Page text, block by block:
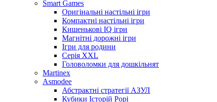
Smart Games
Оригінальні настільні ігри
Компактні настільні ігри
Кишенькові IQ ігри
Магнітні дорожні ігри
Ігри для родини
Серія XXL
Головоломки для дошкільнят
Martinex
Asmodee
Абстрактні стратегії АЗУЛ
Кубики Історій Рорі